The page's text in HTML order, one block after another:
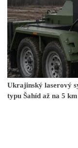
Ukrajinský laserový
typu Šahíd až na 5 km